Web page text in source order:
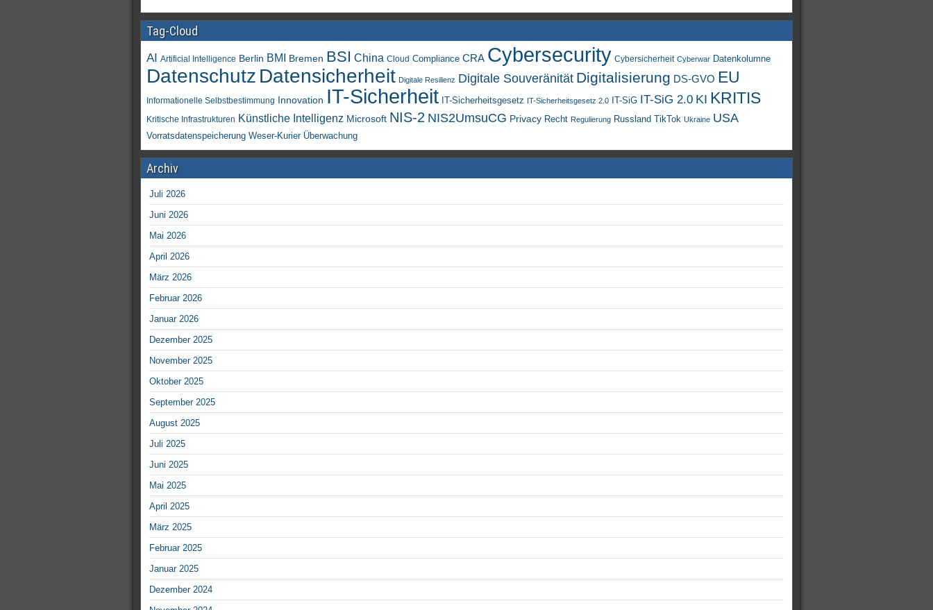
Tag-Cloud
AI Artificial Intelligence Berlin BMI Bremen BSI China Cloud Compliance CRA Cybersecurity Cybersicherheit Cyberwar Datenkolumne
Datenschutz Datensicherheit Digitale Resilienz Digitale Souveränität Digitalisierung DS-GVO EU
Informationelle Selbstbestimmung Innovation IT-Sicherheit IT-Sicherheitsgesetz IT-Sicherheitsgesetz 2.0 IT-SiG IT-SiG 2.0 KI KRITIS
Kritische Infrastrukturen Künstliche Intelligenz Microsoft NIS-2 NIS2UmsuCG Privacy Recht Regulierung Russland TikTok Ukraine USA
Vorratsdatenspeicherung Weser-Kurier Überwachung
Archiv
Juli 2026
Juni 2026
Mai 2026
April 2026
März 2026
Februar 2026
Januar 2026
Dezember 2025
November 2025
Oktober 2025
September 2025
August 2025
Juli 2025
Juni 2025
Mai 2025
April 2025
März 2025
Februar 2025
Januar 2025
Dezember 2024